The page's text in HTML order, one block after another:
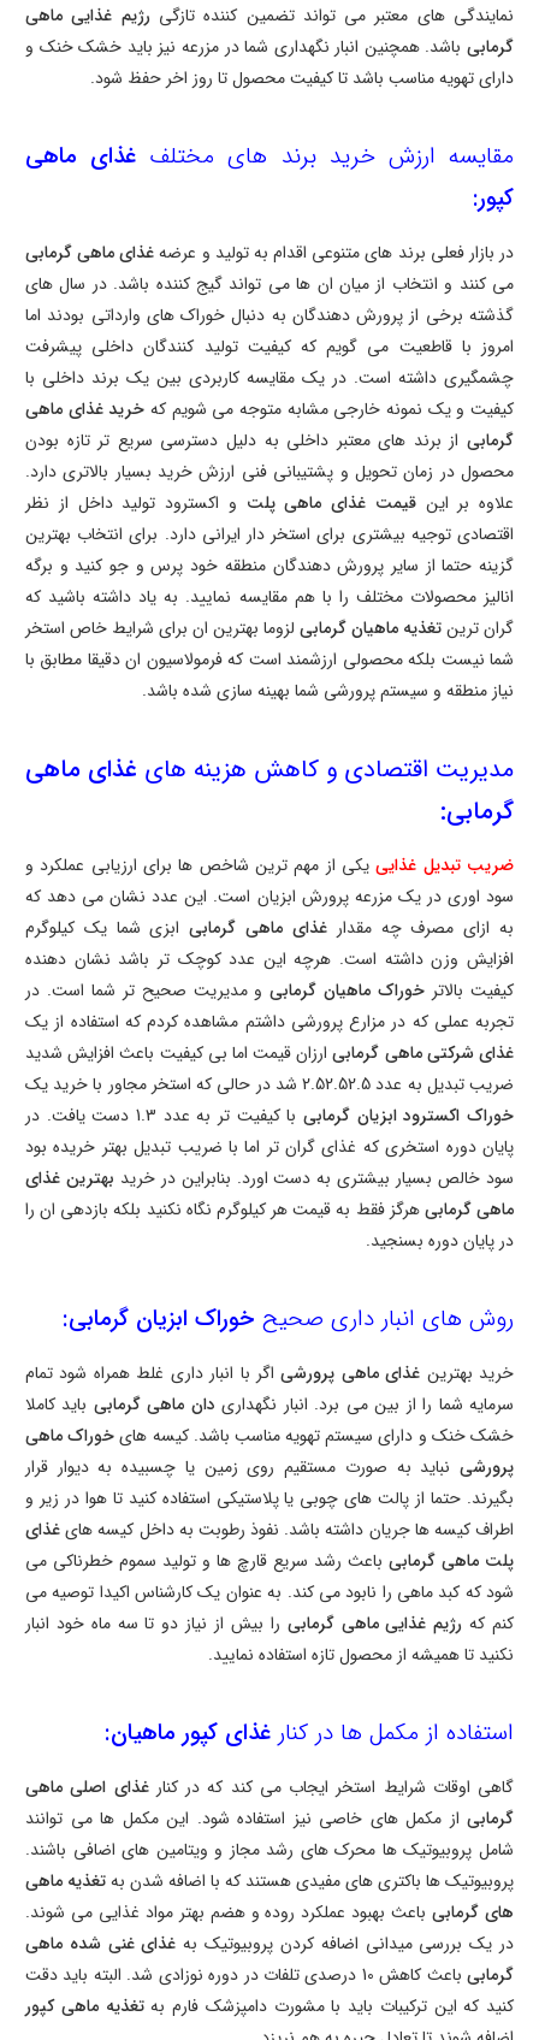
نمایندگی های معتبر می تواند تضمین کننده تازگی رژیم غذایی ماهی
گرمابی باشد. همچنین انبار نگهداری شما در مزرعه نیز باید خشک خنک و
دارای تهویه مناسب باشد تا کیفیت محصول تا روز اخر حفظ شود.
مقایسه ارزش خرید برند های مختلف غذای ماهی
کپور:
در بازار فعلی برند های متنوعی اقدام به تولید و عرضهغذای ماهی گرمابی
می کنند و انتخاب از میان ان ها می تواند گیج کننده باشد. در سال های
گذشته برخی از پرورش دهندگان به دنبال خوراک های وارداتی بودند اما
امروز با قاطعیت می گویم که کیفیت تولید کنندگان داخلی پیشرفت
چشمگیری داشته است. در یک مقایسه کاربردی بین یک برند داخلی با
کیفیت و یک نمونه خارجی مشابه متوجه می شویم که خرید غذای ماهی
گرمابی از برند های معتبر داخلی به دلیل دسترسی سریع تر تازه بودن
محصول در زمان تحویل و پشتیبانی فنی ارزش خرید بسیار بالاتری دارد.
علاوه بر اینقیمت غذای ماهی پلت و اکسترود تولید داخل از نظر
اقتصادی توجیه بیشتری برای استخر دار ایرانی دارد. برای انتخاب بهترین
گزینه حتما از سایر پرورش دهندگان منطقه خود پرس و جو کنید و برگه
انالیز محصولات مختلف را با هم مقایسه نمایید. به یاد داشته باشید که
گران ترینتغذیه ماهیان گرمابی لزوما بهترین ان برای شرایط خاص استخر
شما نیست بلکه محصولی ارزشمند است که فرمولاسیون ان دقیقا مطابق با
نیاز منطقه و سیستم پرورشی شما بهینه سازی شده باشد.
مدیریت اقتصادی و کاهش هزینه های غذای ماهی
گرمابی:
ضریب تبدیل غذایییکی از مهم ترین شاخص ها برای ارزیابی عملکرد و
سود اوری در یک مزرعه پرورش ابزیان است. این عدد نشان می دهد که
به ازای مصرف چه مقدارغذای ماهی گرمابیابزی شما یک کیلوگرم
افزایش وزن داشته است. هرچه این عدد کوچک تر باشد نشان دهنده
کیفیت بالاتر خوراک ماهیان گرمابیو مدیریت صحیح تر شما است. در
تجربه عملی که در مزارع پرورشی داشتم مشاهده کردم که استفاده از یک
غذای شرکتی ماهی گرمابیارزان قیمت اما بی کیفیت باعث افزایش شدید
ضریب تبدیل به عدد
2.52.52.5
شد در حالی که استخر مجاور با خرید یک
خوراک اکسترود ابزیان گرمابی
با کیفیت تر به عدد 1.3 دست یافت. در
پایان دوره استخری که غذای گران تر اما با ضریب تبدیل بهتر خریده بود
سود خالص بسیار بیشتری به دست اورد. بنابراین در خرید بهترین غذای
ماهی گرمابیهرگز فقط به قیمت هر کیلوگرم نگاه نکنید بلکه بازدهی ان را
در پایان دوره بسنجید.
روش های انبار داری صحیح خوراک ابزیان گرمابی:
خرید بهترین غذای ماهی پرورشیاگر با انبار داری غلط همراه شود تمام
سرمایه شما را از بین می برد. انبار نگهداری دان ماهی گرمابی باید کاملا
خشک خنک و دارای سیستم تهویه مناسب باشد. کیسه هایخوراک ماهی
پرورشی نباید به صورت مستقیم روی زمین یا چسبیده به دیوار قرار
بگیرند. حتما از پالت های چوبی یا پلاستیکی استفاده کنید تا هوا در زیر و
اطراف کیسه ها جریان داشته باشد. نفوذ رطوبت به داخل کیسه هایغذای
پلت ماهی گرمابی باعث رشد سریع قارچ ها و تولید سموم خطرناکی می
شود که کبد ماهی را نابود می کند. به عنوان یک کارشناس اکیدا توصیه می
کنم که رژیم غذایی ماهی گرمابی را بیش از نیاز دو تا سه ماه خود انبار
نکنید تا همیشه از محصول تازه استفاده نمایید.
استفاده از مکمل ها در کنار غذای کپور ماهیان:
گاهی اوقات شرایط استخر ایجاب می کند که در کنارغذای اصلی ماهی
گرمابی از مکمل های خاصی نیز استفاده شود. این مکمل ها می توانند
شامل پروبیوتیک ها محرک های رشد مجاز و ویتامین های اضافی باشند.
پروبیوتیک ها باکتری های مفیدی هستند که با اضافه شدن بهتغذیه ماهی
های گرمابیباعث بهبود عملکرد روده و هضم بهتر مواد غذایی می شوند.
در یک بررسی میدانی اضافه کردن پروبیوتیک به غذای غنی شده ماهی
گرمابی باعث کاهش 10 درصدی تلفات در دوره نوزادی شد. البته باید دقت
کنید که این ترکیبات باید با مشورت دامپزشک فارم بهتغذیه ماهی کپور